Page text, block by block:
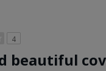
4
beautiful